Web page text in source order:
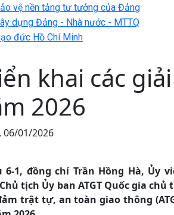
vệ nền tảng tư tưởng của Đảng
dựng Đảng - Nhà nước - MTTQ
đức Hồ Chí Minh
khai các
2026
06/01/2026
6-1, đồng chí Trần Hồng Hà, Ủy
tịch Ủy ban ATGT Quốc gia
trật tự, an toàn giao thông